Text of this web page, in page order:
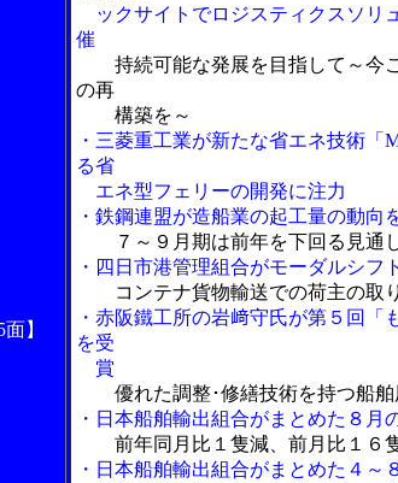
】
ックサイトでロジスティクスソリ
催
持続可能な発展を目指して～今
の再
構築を～
・三菱重工業が新たな省エネ技術「
る省
エネ型フェリーの開発に注力
・鉄鋼連盟が造船業の起工量の動向
７～９月期は前年を下回る見通
・四日市港管理組合がモーダルシフ
コンテナ貨物輸送での荷主の取
・赤阪鐵工所の岩﨑守氏が第５回「
を受
賞
優れた調整･修繕技術を持つ船
・日本船舶輸出組合がまとめた８月
前年同月比１隻減、前月比１６
・日本船舶輸出組合がまとめた４～